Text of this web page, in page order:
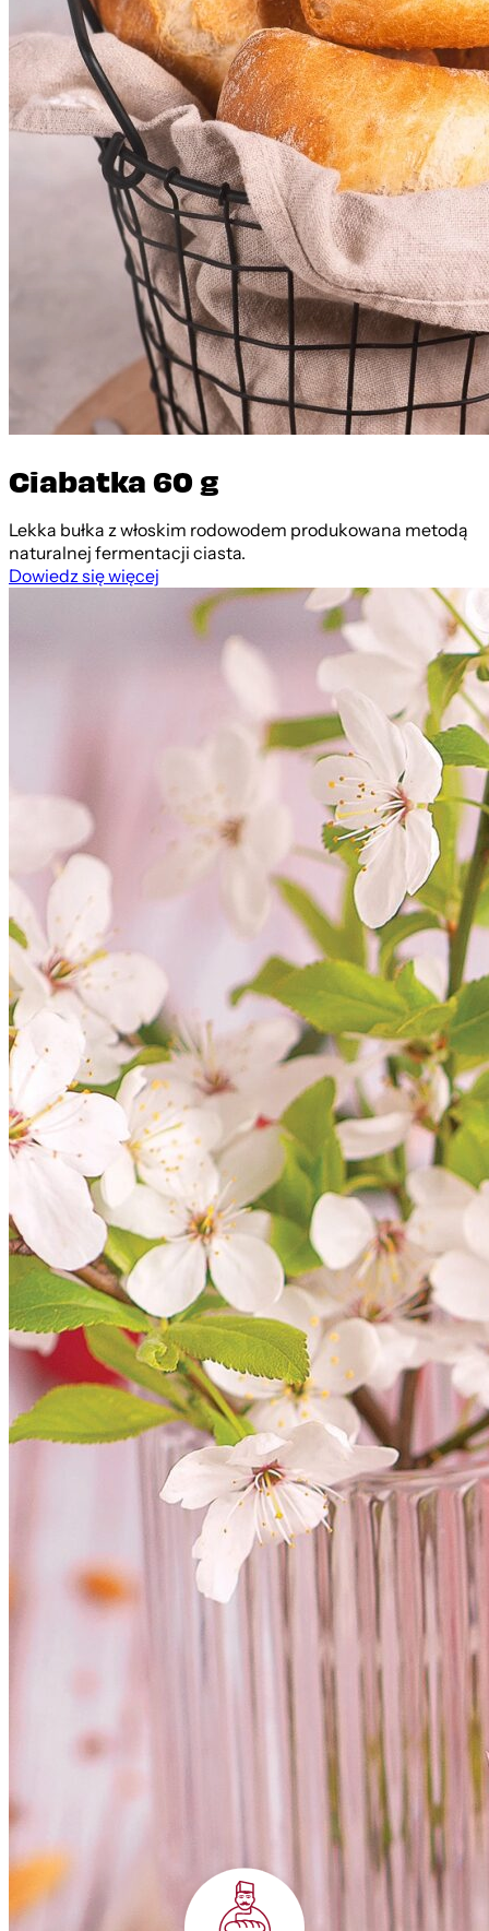
Ciabatka 60 g
Lekka bułka z włoskim rodowodem produkowana metodą
naturalnej fermentacji ciasta.
Dowiedz się więcej